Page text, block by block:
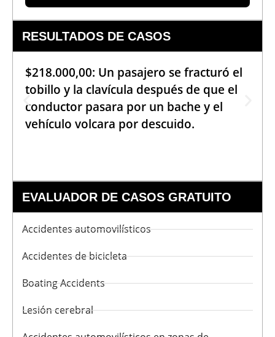
RESULTADOS DE CASOS
$218.000,00: Un pasajero se fracturó el
tobillo y la clavícula después de que el
conductor pasara por un bache y el
vehículo volcara por descuido.
EVALUADOR DE CASOS GRATUITO
Accidentes automovilísticos
Accidentes de bicicleta
Boating Accidents
Lesión cerebral